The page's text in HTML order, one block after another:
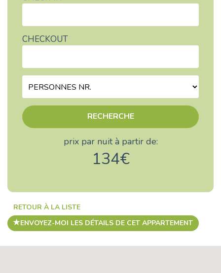
CHECKOUT
RECHERCHE
prix par nuit à partir de:
134€
RETOUR À LA LISTE
ENVOYEZ-MOI LES DÉTAILS DE CET APPARTEMENT